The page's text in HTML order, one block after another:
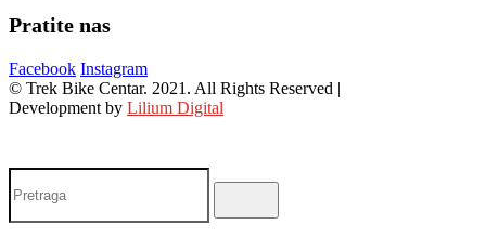
Pratite nas
Facebook Instagram
© Trek Bike Centar. 2021. All Rights Reserved |
Development by Lilium Digital